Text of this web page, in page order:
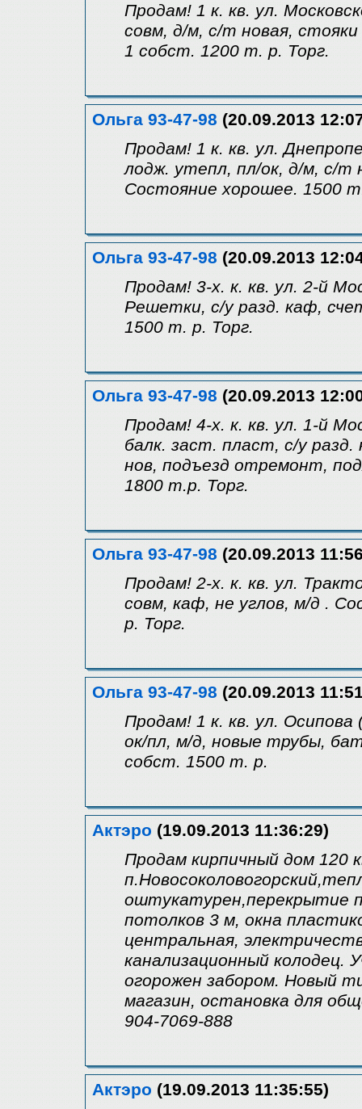
Продам! 1 к. кв. ул.
совм, д/м, с/т новая,
1 собст. 1200 т. р. Торг.
Ольга 93-47-98 (20.09.2013
Продам! 1 к. кв. ул.
лодж. утепл, пл/ок, д/м, с/т
Состояние хорошее. 1500
Ольга 93-47-98 (20.09.2013
Продам! 3-х. к. кв. ул. 2-й
Решетки, с/у разд. каф,
1500 т. р. Торг.
Ольга 93-47-98 (20.09.2013
Продам! 4-х. к. кв. ул. 1-й
балк. заст. пласт, с/у
нов, подъезд отремонт,
1800 т.р. Торг.
Ольга 93-47-98 (20.09.2013
Продам! 2-х. к. кв. ул.
совм, каф, не углов, м/д .
р. Торг.
Ольга 93-47-98 (20.09.2013
Продам! 1 к. кв. ул. Осипова
ок/пл, м/д, новые трубы,
собст. 1500 т. р.
Актэро (19.09.2013 11:36:29)
Продам кирпичный дом 120
оштукатурен,перекрытие
потолков 3 м, окна
центральная,
канализационный колодец.
огорожен забором. Новый
магазин, остановка для
904-7069-888
Актэро (19.09.2013 11:35:55)